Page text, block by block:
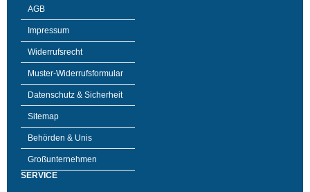
AGB
Impressum
Widerrufsrecht
Muster-Widerrufsformular
Datenschutz & Sicherheit
Sitemap
Behörden & Unis
Großunternehmen
SERVICE